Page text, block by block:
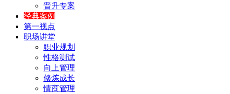
晋升专案
经典案例
第一视点
职场讲堂
职业规划
性格测试
向上管理
修炼成长
情商管理